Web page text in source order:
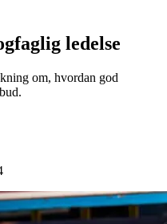
ledelse
om, hvordan god